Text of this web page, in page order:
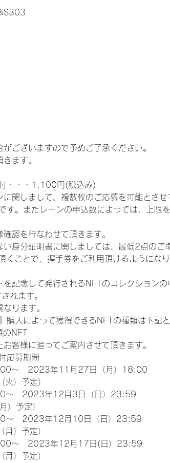
ございますので予めご了承ください。
ます。
・・・1,100円(税込み)
関しまして、複数枚のご応募を可能とさ
す。またレーンの申込数によっては、上限
認を行なわせて頂きます。
身分証明書に関しましては、最低2点のご
ことで、握手券をご利用頂けるようになり
記念して発行されるNFTのコレクション
れます。
ります。
入によって獲得できるNFTの種類は下記と
のNFT
客様に追ってご案内させて頂きます。
応募期間
～　2023年11月27日（月）18:00
）予定）
～　2023年12月3日（日）23:59
）予定）
～　2023年12月10日（日）23:59
）予定）
～　2023年12月17日(日）23:59
）予定）